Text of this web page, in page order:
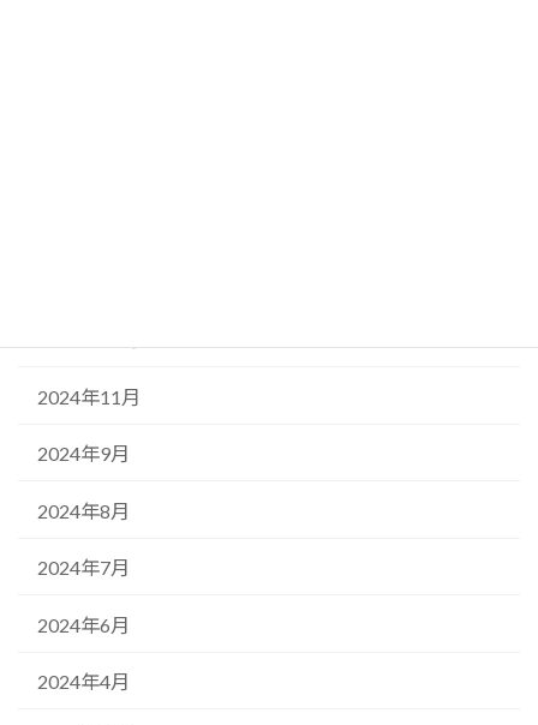
2024年11月
2024年9月
2024年8月
2024年7月
2024年6月
2024年4月